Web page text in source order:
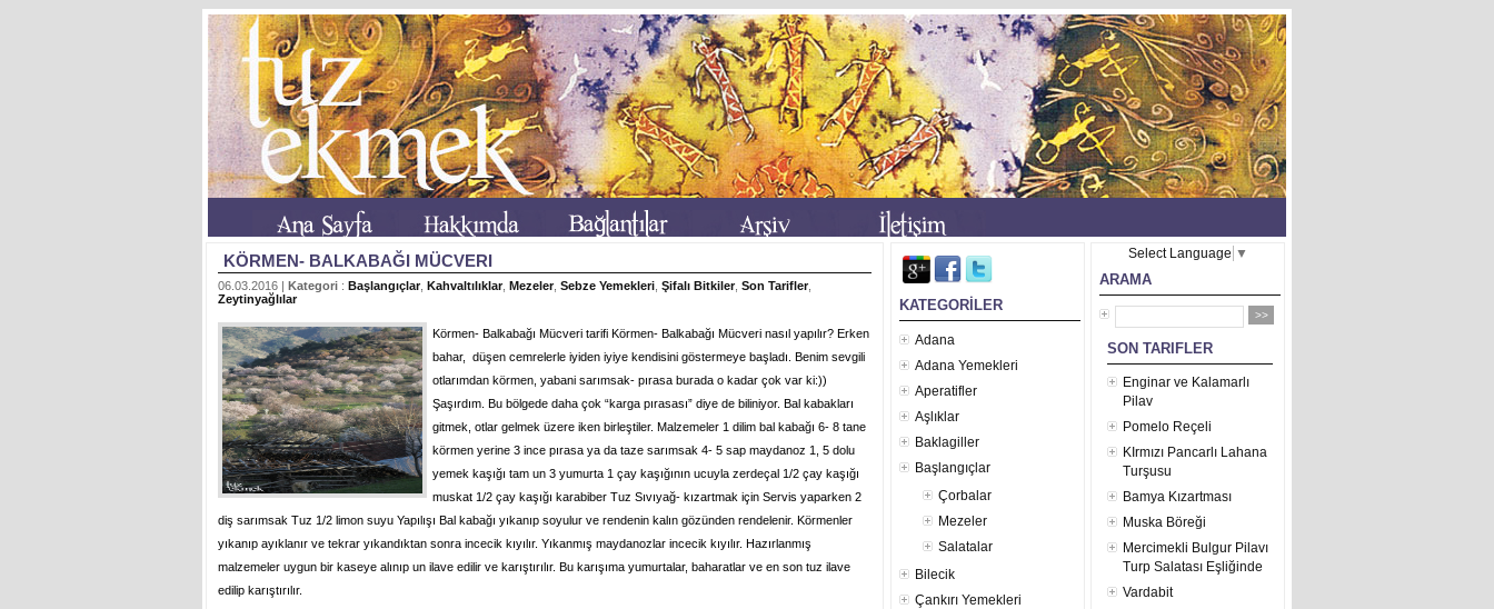
KÖRMEN- BALKABAĞI MÜCVERI
06.03.2016 | Kategori : Başlangıçlar, Kahvaltılıklar, Mezeler, Sebze Yemekleri Şifalı Bitkiler, Son Tarifler,
Zeytinyağlılar
Körmen- Balkabağı Mücveri tarifi Körmen- Balkabağı Mücveri nasıl yapılır? Erken
bahar, düşen cemrelerle iyiden iyiye kendisini göstermeye başladı. Benim sevgili
otlarımdan körmen, yabani sarımsak- pırasa burada o kadar çok var ki:))
Şaşırdım. Bu bölgede daha çok “karga pırasası” diye de biliniyor. Bal kabakları
gitmek, otlar gelmek üzere iken birleştiler. Malzemeler 1 dilim bal kabağı 6- 8 tane
körmen yerine 3 ince pırasa ya da taze sarımsak 4- 5 sap maydanoz 1, 5 dolu
yemek kaşığı tam un 3 yumurta 1 çay kaşığının ucuyla zerdeçal 1/2 çay kaşığı
muskat 1/2 çay kaşığı karabiber Tuz Sıvıyağ- kızartmak için Servis yaparken 2
diş sarımsak Tuz 1/2 limon suyu Yapılışı Bal kabağı yıkanıp soyulur ve rendenin kalın gözünden rendelenir. Körmenler
yıkanıp ayıklanır ve tekrar yıkandıktan sonra incecik kıyılır. Yıkanmış maydanozlar incecik kıyılır. Hazırlanmış
malzemeler uygun bir kaseye alınıp un ilave edilir ve karıştırılır. Bu karışıma yumurtalar, baharatlar ve en son tuz ilave
edilip karıştırılır.
KATEGORİLER
Adana
Adana Yemekleri
Aperatifler
Aşlıklar
Baklagiller
Başlangıçlar
Çorbalar
Mezeler
Salatalar
Bilecik
Çankırı Yemekleri
Select Language ▼
ARAMA
SON TARIFLER
Enginar ve Kalamarlı
Pilav
Pomelo Reçeli
KIrmızı Pancarlı Lahana
Turşusu
Bamya Kızartması
Muska Böreği
Mercimekli Bulgur Pilavı
Turp Salatası Eşliğinde
Vardabit